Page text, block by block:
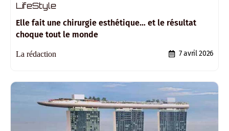
LifeStyle
Elle fait une chirurgie esthétique… et le résultat
choque tout le monde
La rédaction 7 avril 2026